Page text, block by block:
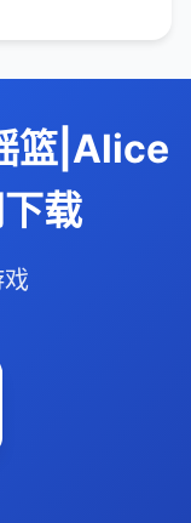
篮|Alice
载